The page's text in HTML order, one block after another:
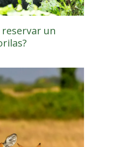
reservar un